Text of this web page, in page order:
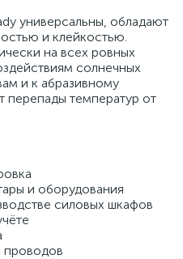
универсальны, обладают
и клейкостью.
на всех ровных
солнечных
и к абразивному
температур от
и оборудования
силовых шкафов
проводов